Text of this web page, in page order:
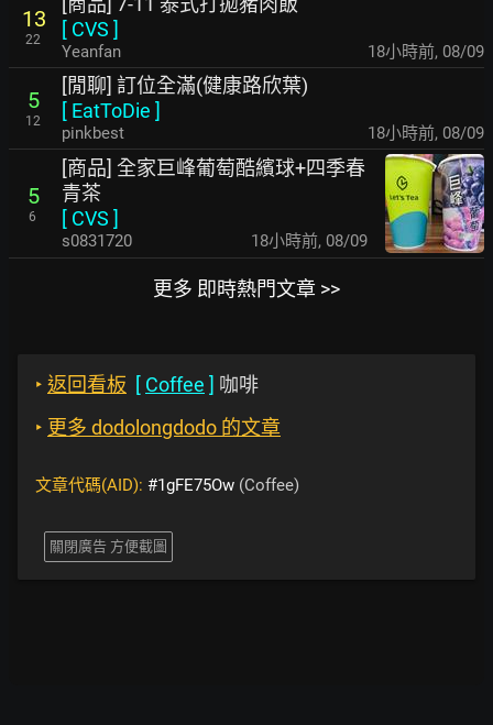
13
22
[ CVS ]
Yeanfan 18小時前, 08/09
5
12
[閒聊] 訂位全滿(健康路欣葉)
[ EatToDie ]
pinkbest 18小時前, 08/09
5
6
[商品] 全家巨峰葡萄酷繽球+四季春
青茶
[ CVS ]
s0831720 18小時前, 08/09
更多 即時熱門文章 >>
‣ 返回看板 [ Coffee ] 咖啡
‣ 更多 dodolongdodo 的文章
文章代碼(AID): #1gFE75Ow (Coffee)
關閉廣告 方便截圖